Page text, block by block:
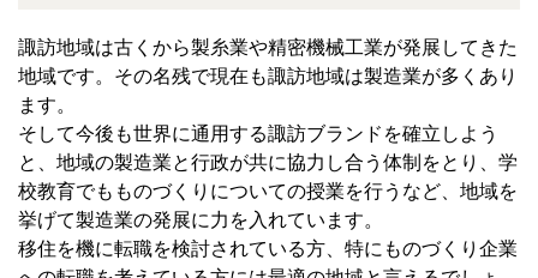
諏訪地域は古くから製糸業や精密機械工業が発展してきた
地域です。その名残で現在も諏訪地域は製造業が多くあり
ます。
そして今後も世界に通用する諏訪ブランドを確立しよう
と、地域の製造業と行政が共に協力し合う体制をとり、学
校教育でもものづくりについての授業を行うなど、地域を
挙げて製造業の発展に力を入れています。
移住を機に転職を検討されている方、特にものづくり企業